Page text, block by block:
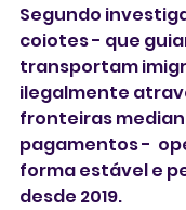
Segundo
coiotes - que
transportam
ilegalmente
fronteiras
pagamentos -
forma estável e
desde 2019.